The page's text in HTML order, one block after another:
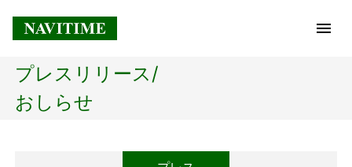
トップページ
プレスリリース/
おしらせ